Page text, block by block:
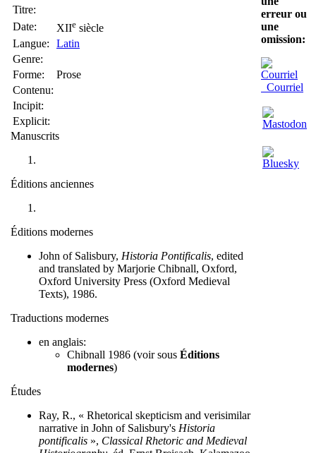
Titre:
Date:
XIIe siècle
Langue:
Latin
Genre:
Forme:
Prose
Contenu:
Incipit:
Explicit:
Manuscrits
Éditions anciennes
Éditions modernes
John of Salisbury, Historia Pontificalis, edited
and translated by Marjorie Chibnall, Oxford,
Oxford University Press (Oxford Medieval
Texts), 1986.
Traductions modernes
en anglais:
Chibnall 1986 (voir sous Éditions
modernes)
Études
Ray, R., « Rhetorical skepticism and verisimilar
narrative in John of Salisbury's Historia
pontificalis », Classical Rhetoric and Medieval
erreur ou
une
omission:
Courriel